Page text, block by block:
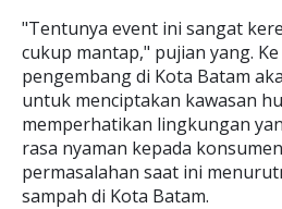
"Tentunya event ini sangat
cukup mantap," pujian yang.
pengembang di Kota Batam
untuk menciptakan kawasan
memperhatikan lingkungan
rasa nyaman kepada
permasalahan saat ini
sampah di Kota Batam.